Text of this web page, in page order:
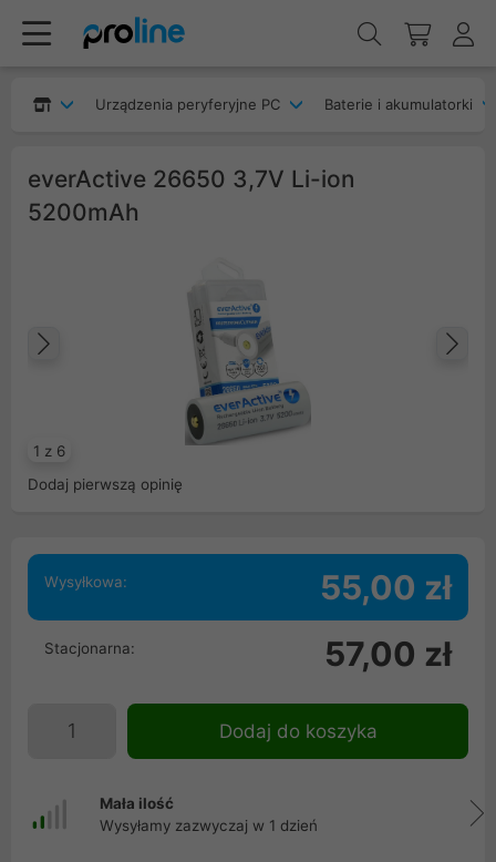
Urządzenia peryferyjne PC Baterie i akumulatorki
everActive 26650 3,7V Li-ion
5200mAh
1 z 6
Poprzedni
Dodaj pierwszą opinię
Wysyłkowa: 55,00 zł
Stacjonarna: 57,00 zł
Dodaj do koszyka
Mała ilość
Wysyłamy zazwyczaj w 1 dzień